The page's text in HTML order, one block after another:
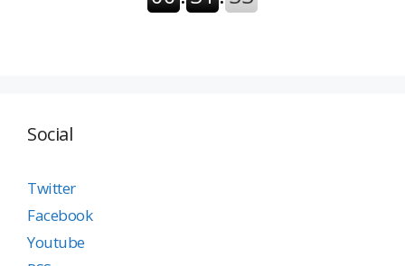
Social
Twitter
Facebook
Youtube